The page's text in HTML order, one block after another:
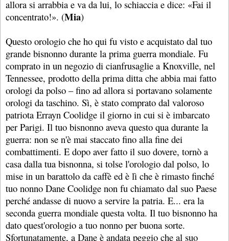
allora si arrabbia e va da lui, lo schiaccia e dice: «Fai il
concentrato!». (Mia)
Questo orologio che ho qui fu visto e acquistato dal tuo
grande bisnonno durante la prima guerra mondiale. Fu
comprato in un negozio di cianfrusaglie a Knoxville, nel
Tennessee, prodotto della prima ditta che abbia mai fatto
orologi da polso – fino ad allora si portavano solamente
orologi da taschino. Sì, è stato comprato dal valoroso
patriota Errayn Coolidge il giorno in cui si è imbarcato
per Parigi. Il tuo bisnonno aveva questo qua durante la
guerra: non se n'è mai staccato fino alla fine dei
combattimenti. E dopo aver fatto il suo dovere, tornò a
casa dalla tua bisnonna, si tolse l'orologio dal polso, lo
mise in un barattolo da caffè ed è lì che è rimasto finché
tuo nonno Dane Coolidge non fu chiamato dal suo Paese
perché andasse di nuovo a servire la patria. E... era la
seconda guerra mondiale questa volta. Il tuo bisnonno ha
dato quest'orologio a tuo nonno per buona sorte.
Sfortunatamente, a Dane è andata peggio che al suo